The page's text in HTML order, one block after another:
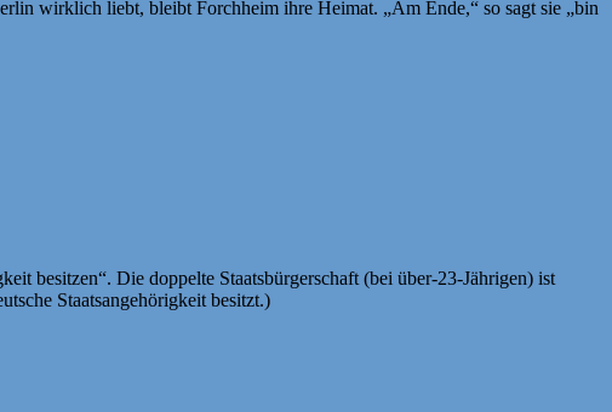
wirklich liebt, bleibt Forchheim ihre Heimat. „Am Ende,“ so sagt sie „bin
besitzen“. Die doppelte Staatsbürgerschaft (bei über-23-Jährigen) ist
Staatsangehörigkeit besitzt.)